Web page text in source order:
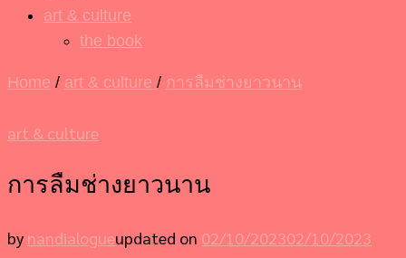
art & culture
the book
Home / art & culture / การลืมช่างยาวนาน
art & culture
การลืมช่างยาวนาน
by nandialogueupdated on 02/10/202302/10/2023